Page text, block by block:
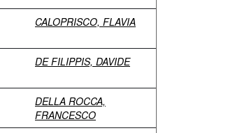
CALOPRISCO, FLAVIA
DE FILIPPIS, DAVIDE
DELLA ROCCA,
FRANCESCO